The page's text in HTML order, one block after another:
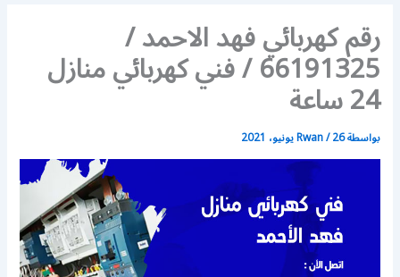
رقم كهربائي فهد الاحمد /
66191325 / فني كهربائي منازل
24 ساعة
بواسطة Rwan/26 يونيو، 2021